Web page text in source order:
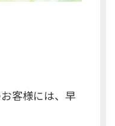
客様には、早